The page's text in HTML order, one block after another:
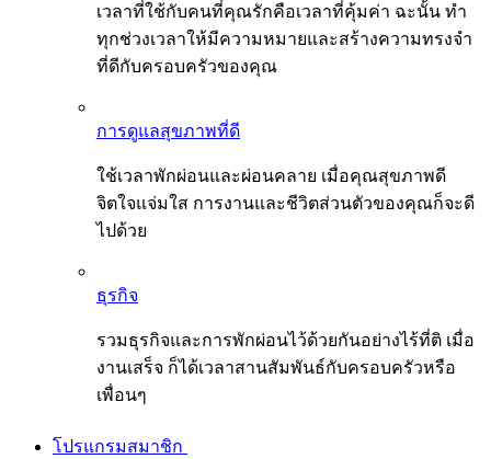
เวลาที่ใช้กับคนที่คุณรักคือเวลาที่คุ้มค่า ฉะนั้น ทำ
ทุกช่วงเวลาให้มีความหมายและสร้างความทรงจำ
ที่ดีกับครอบครัวของคุณ
การดูแลสุขภาพที่ดี
ใช้เวลาพักผ่อนและผ่อนคลาย เมื่อคุณสุขภาพดี
จิตใจแจ่มใส การงานและชีวิตส่วนตัวของคุณก็จะดี
ไปด้วย
ธุรกิจ
รวมธุรกิจและการพักผ่อนไว้ด้วยกันอย่างไร้ที่ติ เมื่อ
งานเสร็จ ก็ได้เวลาสานสัมพันธ์กับครอบครัวหรือ
เพื่อนๆ
โปรแกรมสมาชิก